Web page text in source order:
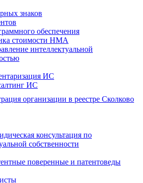
знаков
обеспечения
стоимости НМА
интеллектуальной
ИС
ИС
организации в реестре Сколково
консультация по
собственности
поверенные и патентоведы